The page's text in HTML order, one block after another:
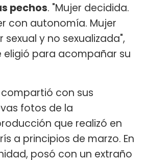
pechos. "Mujer decidida.
con autonomía. Mujer
sexual y no sexualizada",
eligió para acompañar su
con sus
fotos de la
que realizó en
a principios de marzo. En
posó con un extraño